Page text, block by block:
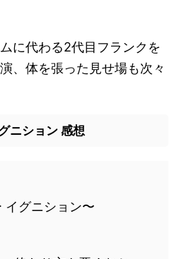
に代わる2代目フランクを
、体を張った見せ場も次々
ニション 感想
イグニション〜